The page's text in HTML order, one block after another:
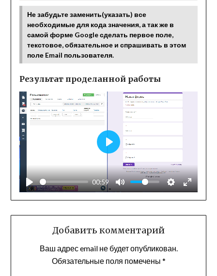
Не забудьте заменить(указать) все
необходимые для кода значения, а так же в
самой форме Google сделать первое поле,
текстовое, обязательное и спрашивать в этом
поле Email пользователя.
Результат проделанной работы
00:59
Play
Добавить комментарий
Ваш адрес email не будет опубликован.
Обязательные поля помечены *